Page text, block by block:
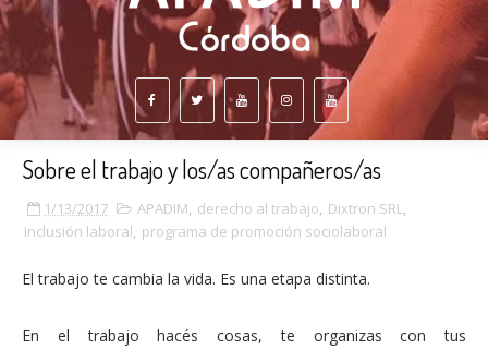
Sobre el trabajo y los/as compañeros/as
1/13/2017 APADIM, derecho al trabajo, Dixtron SRL,
Inclusión laboral, programa de promoción sociolaboral
El trabajo te cambia la vida. Es una etapa distinta.
En el trabajo hacés cosas, te organizas con tus